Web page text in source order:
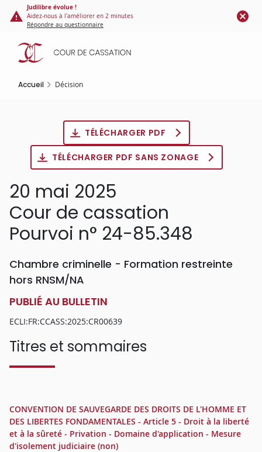
Panneau de gestion des cookies
contenu
principal
Judilibre évolue !
Aidez-nous à l'améliorer en 2 minutes
Répondre au questionnaire
Accueil Décision
TÉLÉCHARGER PDF
TÉLÉCHARGER PDF SANS ZONAGE
20 mai 2025
Cour de cassation
Pourvoi n° 24-85.348
Chambre criminelle - Formation restreinte
hors RNSM/NA
PUBLIÉ AU BULLETIN
ECLI:FR:CCASS:2025:CR00639
Titres et sommaires
CONVENTION DE SAUVEGARDE DES DROITS DE L'HOMME ET
DES LIBERTES FONDAMENTALES - Article 5 - Droit à la liberté
et à la sûreté - Privation - Domaine d'application - Mesure
d'isolement judiciaire (non)